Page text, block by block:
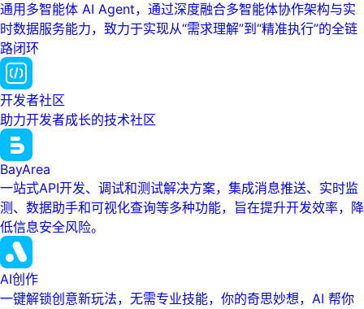
通用多智能体 AI Agent，通过深度融合多智能体协作架构与实
时数据服务能力，致力于实现从“需求理解”到“精准执行”的全链
路闭环
开发者社区
助力开发者成长的技术社区
BayArea
一站式API开发、调试和测试解决方案，集成消息推送、实时监
测、数据助手和可视化查询等多种功能，旨在提升开发效率，降
低信息安全风险。
AI创作
一键解锁创意新玩法，无需专业技能，你的奇思妙想，AI 帮你